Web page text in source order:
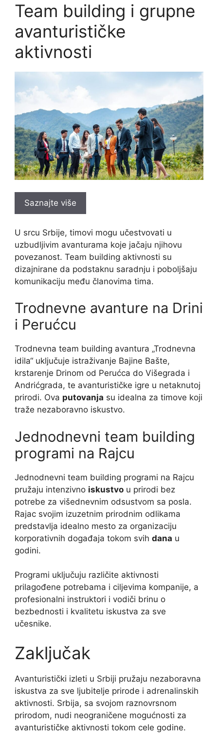
Team building i grupne
avanturističke
aktivnosti
Saznajte više
U srcu Srbije, timovi mogu učestvovati u
uzbudljivim avanturama koje jačaju njihovu
povezanost. Team building aktivnosti su
dizajnirane da podstaknu saradnju i poboljšaju
komunikaciju među članovima tima.
Trodnevne avanture na Drini
i Perućcu
Trodnevna team building avantura „Trodnevna
idila“ uključuje istraživanje Bajine Bašte,
krstarenje Drinom od Perućca do Višegrada i
Andrićgrada, te avanturističke igre u netaknutoj
prirodi. Ova putovanja su idealna za timove koji
traže nezaboravno iskustvo.
Jednodnevni team building
programi na Rajcu
Jednodnevni team building programi na Rajcu
pružaju intenzivno iskustvo u prirodi bez
potrebe za višednevnim odsustvom sa posla.
Rajac svojim izuzetnim prirodnim odlikama
predstavlja idealno mesto za organizaciju
korporativnih događaja tokom svih dana u
godini.
Programi uključuju različite aktivnosti
prilagođene potrebama i ciljevima kompanije, a
profesionalni instruktori i vodiči brinu o
bezbednosti i kvalitetu iskustva za sve
učesnike.
Zaključak
Avanturistički izleti u Srbiji pružaju nezaboravna
iskustva za sve ljubitelje prirode i adrenalinskih
aktivnosti. Srbija, sa svojom raznovrsnom
prirodom, nudi neograničene mogućnosti za
avanturističke aktivnosti tokom cele godine.